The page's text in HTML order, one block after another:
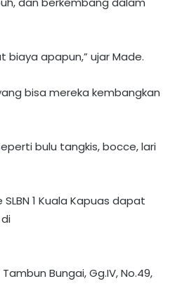
biaya apapun,” ujar Made.
bisa mereka kembangkan
bulu tangkis, bocce, lari
1 Kuala Kapuas dapat
Bungai, Gg.IV, No.49,